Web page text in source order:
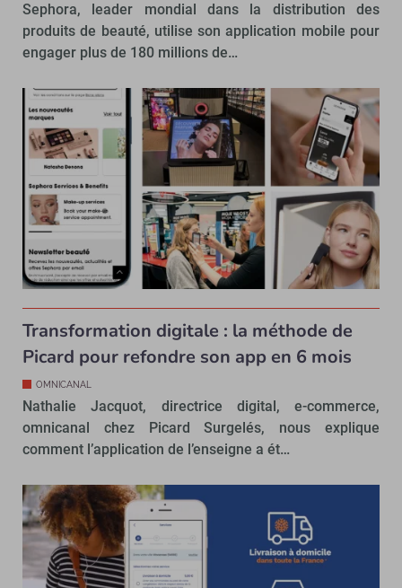
Sephora, leader mondial dans la distribution des
produits de beauté, utilise son application mobile pour
engager plus de 180 millions de…
Transformation digitale : la méthode de
Picard pour refondre son app en 6 mois
OMNICANAL
Nathalie Jacquot, directrice digital, e-commerce,
omnicanal chez Picard Surgelés, nous explique
comment l’application de l’enseigne a ét…